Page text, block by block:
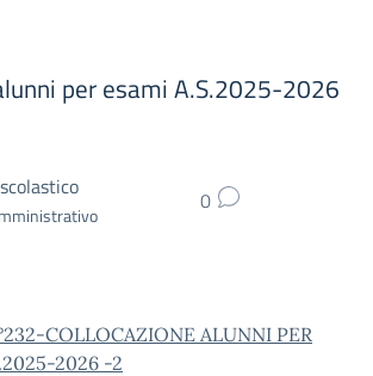
per esami A.S.2025-2026
0
COLLOCAZIONE ALUNNI PER
2026 -2